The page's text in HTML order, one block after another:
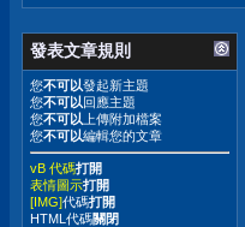
發表文章規則
您不可以發起新主題
您不可以回應主題
您不可以 上傳附加檔案
您不可以編輯您的文章
vB 代碼打開
表情圖示打開
[IMG]代碼打開
HTML代碼關閉